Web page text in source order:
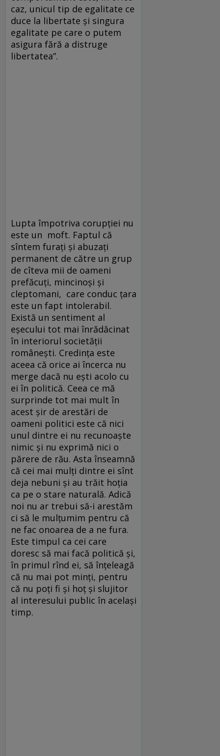
caz, unicul tip de egalitate ce
duce la libertate şi singura
egalitate pe care o putem
asigura fără a distruge
libertatea”.
Lupta împotriva corupţiei nu
este un moft. Faptul că
sîntem furaţi şi abuzaţi
permanent de către un grup
de cîteva mii de oameni
prefăcuţi, mincinoşi şi
cleptomani, care conduc ţara
este un fapt intolerabil.
Există un sentiment al
eşecului tot mai înrădăcinat
în interiorul societăţii
româneşti. Credinţa este
aceea că orice ai încerca nu
merge dacă nu eşti acolo cu
ei în politică. Ceea ce mă
surprinde tot mai mult în
acest şir de arestări de
oameni politici este că nici
unul dintre ei nu recunoaşte
nimic şi nu exprimă nici o
părere de rău. Asta înseamnă
că cei mai mulţi dintre ei sînt
deja nebuni şi au trăit hoţia
ca pe o stare naturală. Adică
noi nu ar trebui să-i arestăm
ci să le mulţumim pentru că
ne fac onoarea de a ne fura.
Este timpul ca cei care
doresc să mai facă politică şi,
în primul rînd ei, să înţeleagă
că nu mai pot minţi, pentru
că nu poţi fi şi hoţ şi slujitor
al interesului public în acelaşi
timp.